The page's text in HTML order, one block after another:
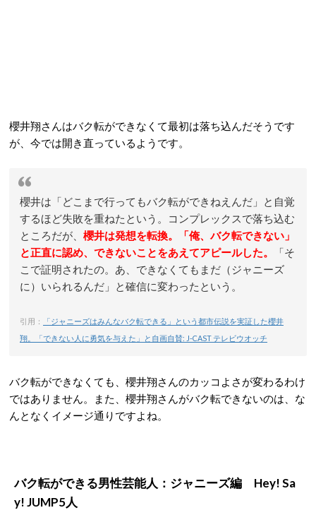
櫻井翔さんはバク転ができなくて最初は落ち込んだそうです
が、今では開き直っているようです。
櫻井は「どこまで行ってもバク転ができねえんだ」と自覚
するほど失敗を重ねたという。コンプレックスで落ち込む
ところだが、 櫻井は発想を転換。「俺、バク転できない」
と正直に認め、できないことをあえてアピールした。
「そ
こで証明されたの。あ、できなくてもまだ（ジャニーズ
に）いられるんだ」と確信に変わったという。
引用：
「ジャニーズはみんなバク転できる」という都市伝説を実証した櫻井
翔。「できない人に勇気を与えた」と自画自賛: J-CAST テレビウオッチ
バク転ができなくても、櫻井翔さんのカッコよさが変わるわけ
ではありません。また、櫻井翔さんがバク転できないのは、な
んとなくイメージ通りですよね。
バク転ができる男性芸能人：ジャニーズ編 Hey! Sa
y! JUMP5人